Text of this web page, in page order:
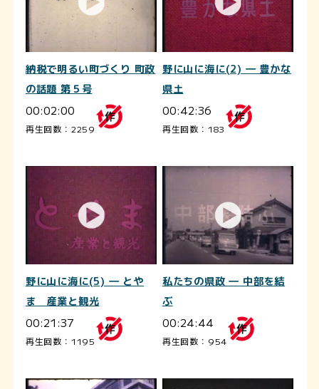
納税で明るい町づくり 町政
の話題 第５号
00:02:00
再生回数：2259
野に山に海に(2) ― 豊かな
県土
00:42:36
再生回数：183
野に山に海に(5) ― とや
ま 産業と観光
00:21:37
再生回数：1195
私たちの県政 ― 中部を結
ぶ
00:24:44
再生回数：954